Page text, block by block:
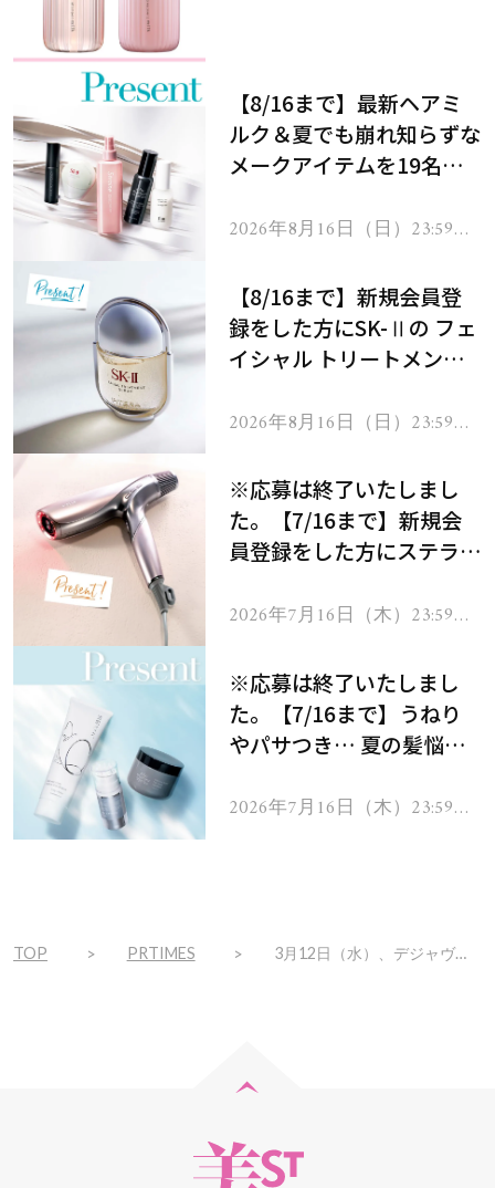
【8/16まで】最新ヘアミ
ルク＆夏でも崩れ知らずな
メークアイテムを19名様
2026年8月16日（日）23:59ま
【8/16まで】新規会員登
録をした方にSK-Ⅱの フェ
イシャル トリートメント
2026年8月16日（日）23:59ま
※応募は終了いたしまし
た。【7/16まで】新規会
員登録をした方にステラボ
ヘアドライヤー ジュエル
2026年7月16日（木）23:59ま
※応募は終了いたしまし
た。【7/16まで】うねり
やパサつき… 夏の髪悩み
ムを13名様にプレゼン
2026年7月16日（木）23:59ま
TOP PRTIMES 3月12日（水）、デジャヴュ「塗るつけまつげ」自まつげ際立てタイプから、春限定色「シマーブラック」を発売！春らしいピンクニュアンスをプラスした、“透け感ブラック”。